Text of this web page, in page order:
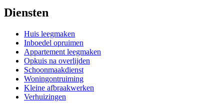
Diensten
Huis leegmaken
Inboedel opruimen
Appartement leegmaken
Opkuis na overlijden
Schoonmaakdienst
Woningontruiming
Kleine afbraakwerken
Verhuizingen